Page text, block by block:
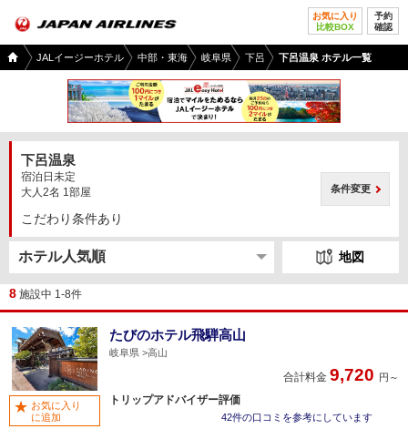
お気に入り
比較BOX
予約
確認
国内
ツア
JALイージーホテル 中部・東海 岐阜県 下呂 下呂温泉 ホテル一覧
下呂温泉
宿泊日未定
大人2名 1部屋
こだわり条件あり
条件変更
地図
8 施設中 1-8件
たびのホテル飛騨高山
岐阜県 高山
合計料金 9,720 円～
トリップアドバイザー評価
42件の口コミを参考にしています
お気に入り
に追加